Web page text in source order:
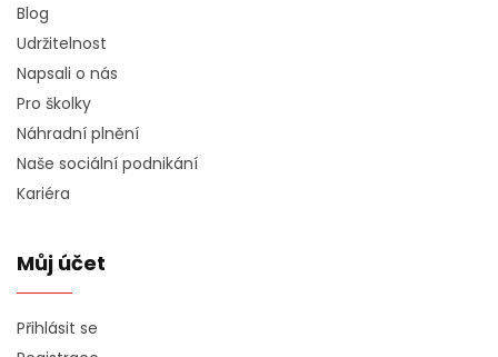
Blog
Udržitelnost
Napsali o nás
Pro školky
Náhradní plnění
Naše sociální podnikání
Kariéra
Můj účet
Přihlásit se